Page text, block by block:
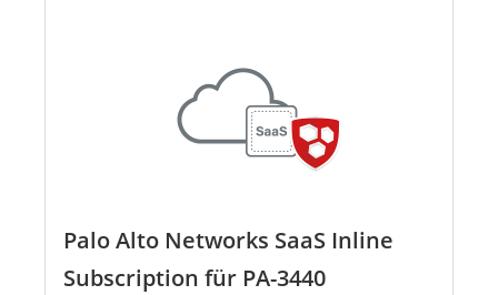
Palo Alto Networks SaaS Inline
Subscription für PA-3440